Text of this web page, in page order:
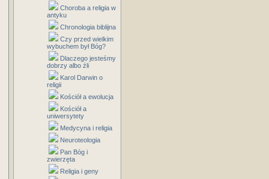
Choroba a religia w
antyku
Chronologia biblijna
Czy przed wielkim
wybuchem był Bóg?
Dlaczego jesteśmy
dobrzy albo źli
Karol Darwin o
religii
Kościół a ewolucja
Kościół a
uniwersytety
Medycyna i religia
Neuroteologia
Pan Bóg i
zwierzęta
Religia i geny